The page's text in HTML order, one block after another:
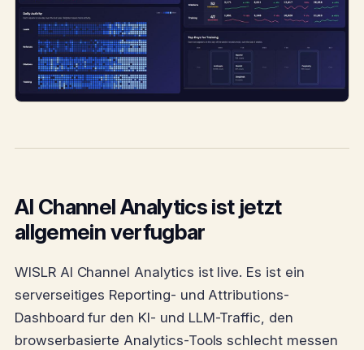
AI Channel Analytics ist jetzt
allgemein verfugbar
WISLR AI Channel Analytics ist live. Es ist ein
serverseitiges Reporting- und Attributions-
Dashboard fur den KI- und LLM-Traffic, den
browserbasierte Analytics-Tools schlecht messen